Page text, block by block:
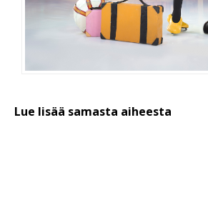
Lue lisää samasta aiheesta